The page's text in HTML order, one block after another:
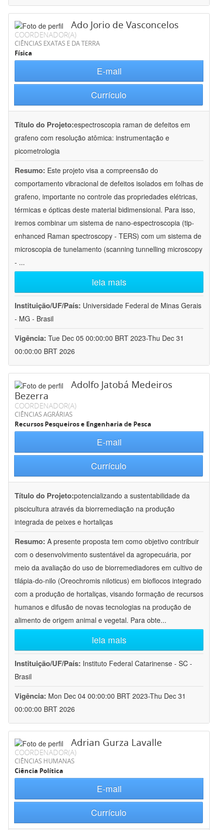
Ado Jorio de Vasconcelos
COORDENADOR(A)
CIÊNCIAS EXATAS E DA TERRA
Física
E-mail
Currículo
Título do Projeto:espectroscopia raman de defeitos em
grafeno com resolução atômica: instrumentação e
picometrologia
Resumo: Este projeto visa a compreensão do
comportamento vibracional de defeitos isolados em folhas de
grafeno, importante no controle das propriedades elétricas,
térmicas e ópticas deste material bidimensional. Para isso,
iremos combinar um sistema de nano-espectroscopia (tip-
enhanced Raman spectroscopy - TERS) com um sistema de
microscopia de tunelamento (scanning tunnelling microscopy
- ...
leia mais
Instituição/UF/País: Universidade Federal de Minas Gerais
- MG - Brasil
Vigência: Tue Dec 05 00:00:00 BRT 2023-Thu Dec 31
00:00:00 BRT 2026
Adolfo Jatobá Medeiros
Bezerra
COORDENADOR(A)
CIÊNCIAS AGRÁRIAS
Recursos Pesqueiros e Engenharia de Pesca
E-mail
Currículo
Título do Projeto:potencializando a sustentabilidade da
piscicultura através da biorremediação na produção
integrada de peixes e hortaliças
Resumo: A presente proposta tem como objetivo contribuir
com o desenvolvimento sustentável da agropecuária, por
meio da avaliação do uso de biorremediadores em cultivo de
tilápia-do-nilo (Oreochromis niloticus) em bioflocos integrado
com a produção de hortaliças, visando formação de recursos
humanos e difusão de novas tecnologias na produção de
alimento de origem animal e vegetal. Para obte...
leia mais
Instituição/UF/País: Instituto Federal Catarinense - SC -
Brasil
Vigência: Mon Dec 04 00:00:00 BRT 2023-Thu Dec 31
00:00:00 BRT 2026
Adrian Gurza Lavalle
COORDENADOR(A)
CIÊNCIAS HUMANAS
Ciência Política
E-mail
Currículo